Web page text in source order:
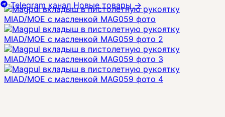
Telegram канал Новые товары→